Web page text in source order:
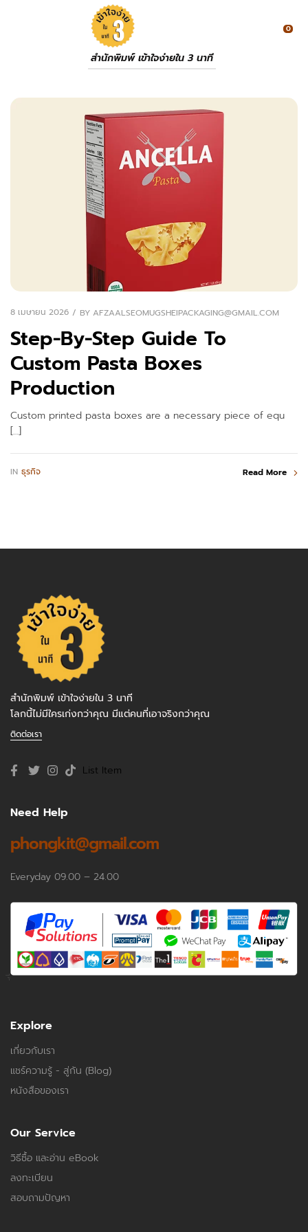
สำนักพิมพ์ เข้าใจง่ายใน 3 นาที
0
8 เมษายน 2026 BY AFZAALSEOMUGSHEIPACKAGING@GMAIL.COM
Step-By-Step Guide To
Custom Pasta Boxes
Production
Custom printed pasta boxes are a necessary piece of equ
[…]
IN ธุรกิจ Read More
สำนักพิมพ์ เข้าใจง่ายใน 3 นาที
โลกนี้ไม่มีใครเก่งกว่าคุณ มีแต่คนที่เอาจริงกว่าคุณ
ติดต่อเรา
List Item
Need Help
phongkit@gmail.com
Everyday 09.00 – 24.00
Explore
เกี่ยวกับเรา
แชร์ความรู้ - สู่กัน (Blog)
หนังสือของเรา
Our Service
วิธีซื้อ และอ่าน eBook
ลงทะเบียน
สอบถามปัญหา